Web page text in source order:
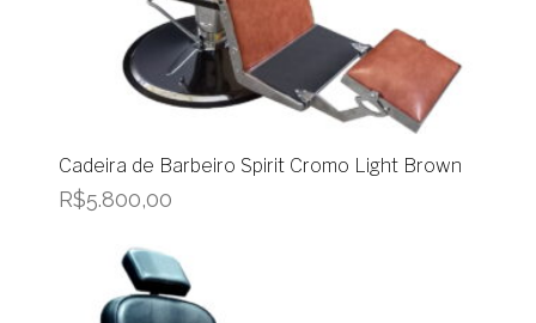
Cadeira de Barbeiro Spirit Cromo Light Brown
R$5.800,00